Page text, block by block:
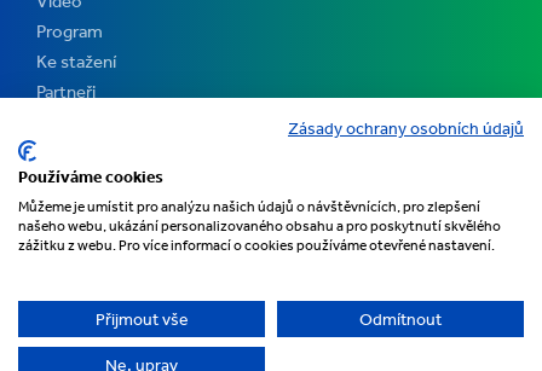
Program
Ke stažení
Partneři
Pořadatelé
Zásady ochrany osobních údajů
Používáme cookies
Můžeme je umístit pro analýzu našich údajů o návštěvnících, pro zlepšení
našeho webu, ukázání personalizovaného obsahu a pro poskytnutí skvělého
zážitku z webu. Pro více informací o cookies používáme otevřené nastavení.
Přijmout vše Odmítnout
Ne, uprav